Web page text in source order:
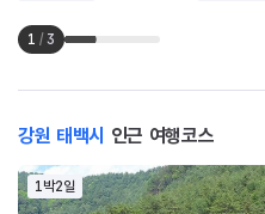
1 / 3
강원 태백시 인근 여행코스
1박2일